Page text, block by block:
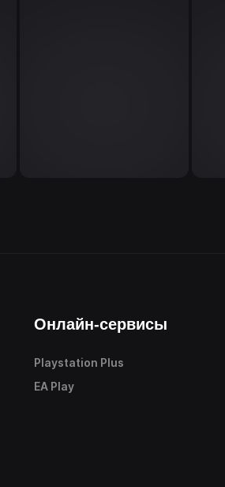
Онлайн-сервисы
Playstation Plus
EA Play